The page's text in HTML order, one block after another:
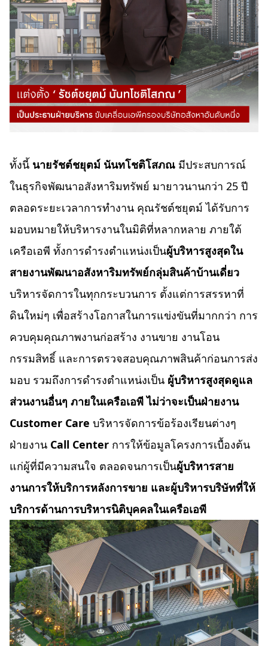
ทั้งนี้ นายรัชต์ชยุตม์ นันทโชติโสภณ มีประสบการณ์
ในธุรกิจพัฒนาอสังหาริมทรัพย์ มายาวนานกว่า 25 ปี
ตลอดระยะเวลาการทำงาน คุณรัชต์ชยุตม์ ได้รับการ
มอบหมายให้บริหารงานในมิติที่หลากหลาย ภายใต้
เครือเอพี ทั้งการดำรงตำแหน่งเป็นผู้บริหารสูงสุดใน
สายงานพัฒนาอสังหาริมทรัพย์กลุ่มสินค้าบ้านเดี่ยว
บริหารจัดการในทุกกระบวนการ ตั้งแต่การสรรหาที่
ดินใหม่ๆ เพื่อสร้างโอกาสในการแข่งขันที่มากกว่า การ
ควบคุมคุณภาพงานก่อสร้าง งานขาย งานโอน
กรรมสิทธิ์ และการตรวจสอบคุณภาพสินค้าก่อนการส่ง
มอบ รวมถึงการดำรงตำแหน่งเป็น ผู้บริหารสูงสุดดูแล
ส่วนงานอื่นๆ ภายในเครือเอพีไม่ว่าจะเป็นฝ่ายงาน
Customer Care บริหารจัดการข้อร้องเรียนต่างๆ
ฝ่ายงาน Call Center การให้ข้อมูลโครงการเบื้องต้น
แก่ผู้ที่มีความสนใจ ตลอดจนการเป็นผู้บริหารสาย
งานการให้บริการหลังการขาย และผู้บริหารบริษัทที่ให้
บริการด้านการบริหารนิติบุคคลในเครือเอพี